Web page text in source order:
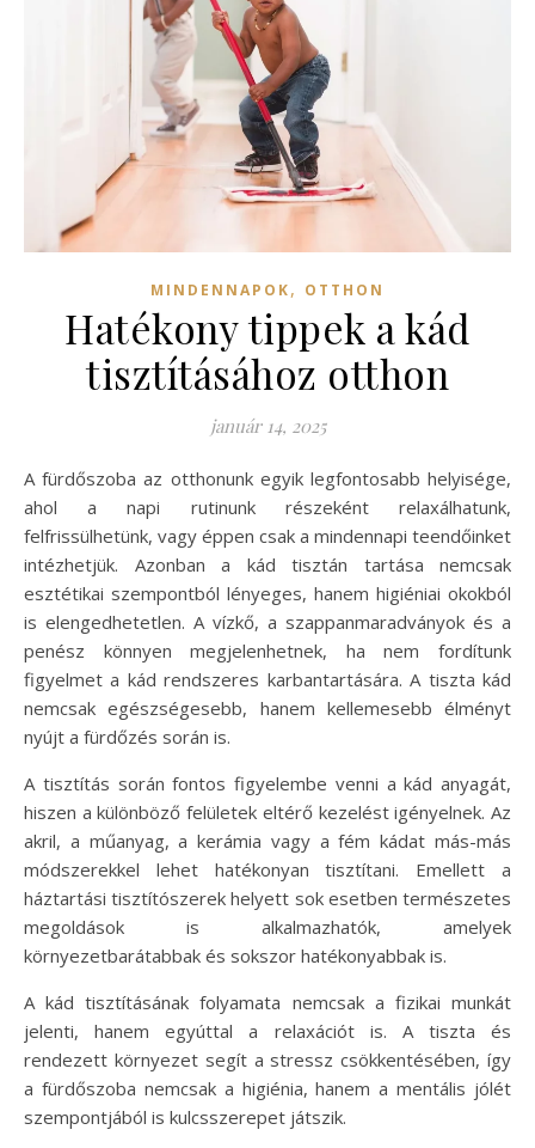
MINDENNAPOK, OTTHON
Hatékony tippek a kád
tisztításához otthon
január 14, 2025
A fürdőszoba az otthonunk egyik legfontosabb helyisége,
ahol a napi rutinunk részeként relaxálhatunk,
felfrissülhetünk, vagy éppen csak a mindennapi teendőinket
intézhetjük. Azonban a kád tisztán tartása nemcsak
esztétikai szempontból lényeges, hanem higiéniai okokból
is elengedhetetlen. A vízkő, a szappanmaradványok és a
penész könnyen megjelenhetnek, ha nem fordítunk
figyelmet a kád rendszeres karbantartására. A tiszta kád
nemcsak egészségesebb, hanem kellemesebb élményt
nyújt a fürdőzés során is.
A tisztítás során fontos figyelembe venni a kád anyagát,
hiszen a különböző felületek eltérő kezelést igényelnek. Az
akril, a műanyag, a kerámia vagy a fém kádat más-más
módszerekkel lehet hatékonyan tisztítani. Emellett a
háztartási tisztítószerek helyett sok esetben természetes
megoldások is alkalmazhatók, amelyek
környezetbarátabbak és sokszor hatékonyabbak is.
A kád tisztításának folyamata nemcsak a fizikai munkát
jelenti, hanem egyúttal a relaxációt is. A tiszta és
rendezett környezet segít a stressz csökkentésében, így
a fürdőszoba nemcsak a higiénia, hanem a mentális jólét
szempontjából is kulcsszerepet játszik.